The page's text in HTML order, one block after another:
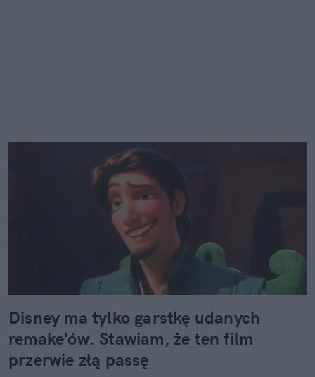
Disney ma tylko garstkę udanych
remake'ów. Stawiam, że ten film
przerwie złą passę